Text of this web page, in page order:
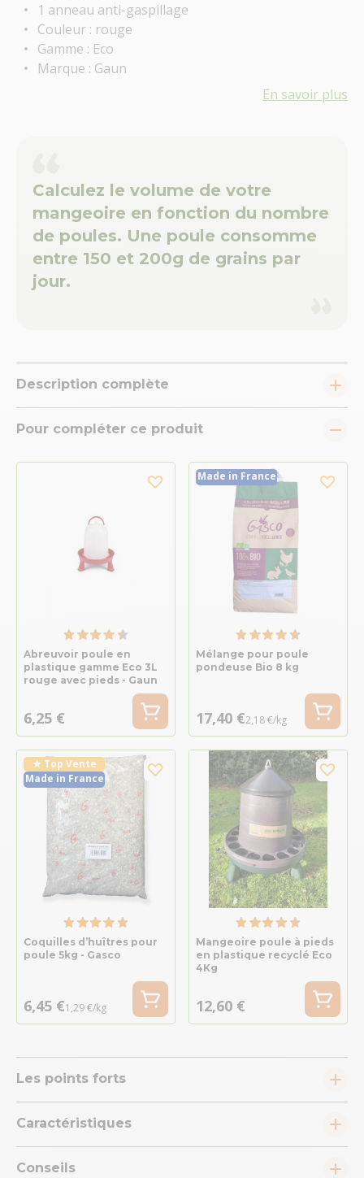
1 anneau anti-gaspillage
Couleur : rouge
Gamme : Eco
Marque : Gaun
En savoir plus
Calculez le volume de votre
mangeoire en fonction du nombre
de poules. Une poule consomme
entre 150 et 200g de grains par
jour.
Description complète
Pour compléter ce produit
Abreuvoir poule en
plastique gamme Eco 3L
rouge avec pieds - Gaun
6,25 €
Made in France
Mélange pour poule
pondeuse Bio 8 kg
17,40 €2,18 €/kg
★ Top Vente
Made in France
Coquilles d’huîtres pour
poule 5kg - Gasco
6,45 €1,29 €/kg
Mangeoire poule à pieds
en plastique recyclé Eco
4Kg
12,60 €
Les points forts
Caractéristiques
Conseils